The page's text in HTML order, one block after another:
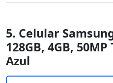
5. Celular
128GB, 4GB,
Azul